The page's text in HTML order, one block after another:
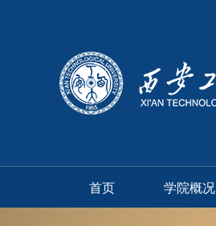
首页 学院概况